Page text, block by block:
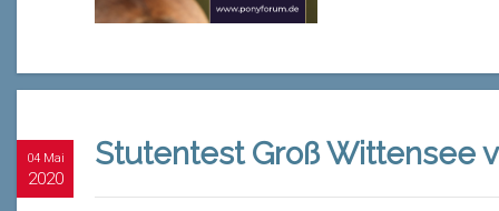
04 Mai
2020
Stutentest Groß Wittensee